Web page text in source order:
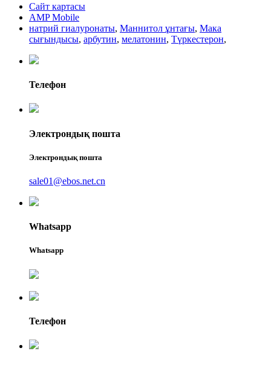
Сайт картасы
AMP Mobile
натрий гиалуронаты, Маннитол ұнтағы, Мака
сығындысы, арбутин, мелатонин, Түркестерон,
Телефон
Электрондық пошта
Электрондық пошта
sale01@ebos.net.cn
Whatsapp
Whatsapp
Телефон